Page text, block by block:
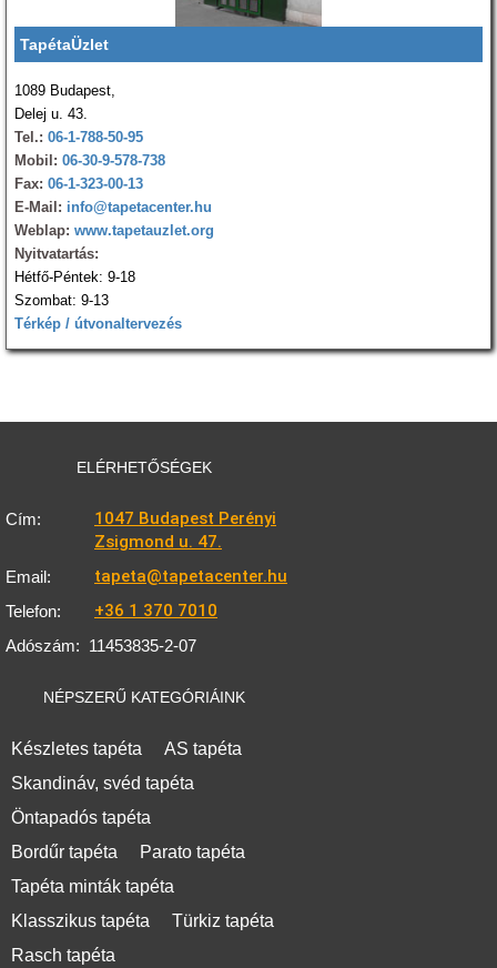
TapétaÜzlet
1089 Budapest,
Delej u. 43.
Tel.: 06-1-788-50-95
Mobil: 06-30-9-578-738
Fax: 06-1-323-00-13
E-Mail: info@tapetacenter.hu
Weblap: www.tapetauzlet.org
Nyitvatartás:
Hétfő-Péntek: 9-18
Szombat: 9-13
Térkép / útvonaltervezés
ELÉRHETŐSÉGEK
Cím:
1047 Budapest Perényi
Zsigmond u. 47.
Email: tapeta@tapetacenter.hu
Telefon: +36 1 370 7010
Adószám: 11453835-2-07
NÉPSZERŰ KATEGÓRIÁINK
Készletes tapéta
AS tapéta
Skandináv, svéd tapéta
Öntapadós tapéta
Bordűr tapéta
Parato tapéta
Tapéta minták tapéta
Klasszikus tapéta
Türkiz tapéta
Rasch tapéta